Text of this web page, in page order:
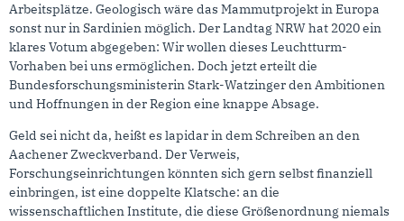
Arbeitsplätze. Geologisch wäre das Mammutprojekt in Europa
sonst nur in Sardinien möglich. Der Landtag NRW hat 2020 ein
klares Votum abgegeben: Wir wollen dieses Leuchtturm-
Vorhaben bei uns ermöglichen. Doch jetzt erteilt die
Bundesforschungsministerin Stark-Watzinger den Ambitionen
und Hoffnungen in der Region eine knappe Absage.
Geld sei nicht da, heißt es lapidar in dem Schreiben an den
Aachener Zweckverband. Der Verweis,
Forschungseinrichtungen könnten sich gern selbst finanziell
einbringen, ist eine doppelte Klatsche: an die
wissenschaftlichen Institute, die diese Größenordnung niemals